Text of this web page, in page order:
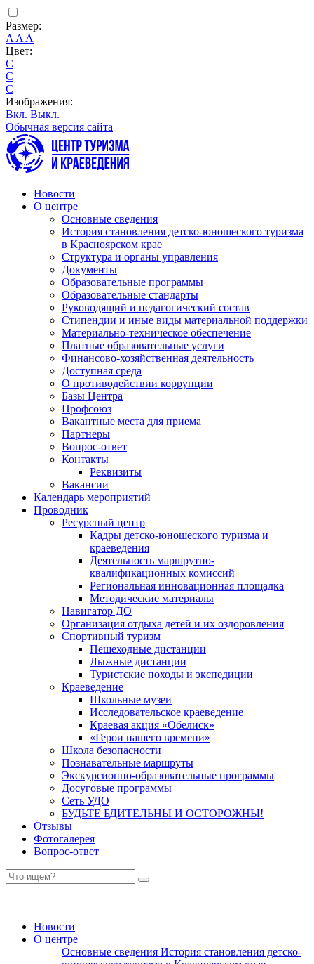
Размер:
A A A
Цвет:
C
C
C
Изображения:
Вкл. Выкл.
Обычная версия сайта
Новости
О центре
Основные сведения
История становления детско-юношеского туризма
в Красноярском крае
Структура и органы управления
Документы
Образовательные программы
Образовательные стандарты
Руководящий и педагогический состав
Стипендии и иные виды материальной поддержки
Материально-техническое обеспечение
Платные образовательные услуги
Финансово-хозяйственная деятельность
Доступная среда
О противодействии коррупции
Базы Центра
Профсоюз
Вакантные места для приема
Партнеры
Вопрос-ответ
Контакты
Реквизиты
Вакансии
Календарь мероприятий
Проводник
Ресурсный центр
Кадры детско-юношеского туризма и
краеведения
Деятельность маршрутно-
квалификационных комиссий
Региональная инновационная площадка
Методические материалы
Навигатор ДО
Организация отдыха детей и их оздоровления
Спортивный туризм
Пешеходные дистанции
Лыжные дистанции
Туристские походы и экспедиции
Краеведение
Школьные музеи
Исследовательское краеведение
Краевая акция «Обелиск»
«Герои нашего времени»
Школа безопасности
Познавательные маршруты
Экскурсионно-образовательные программы
Досуговые программы
Сеть УДО
БУДЬТЕ БДИТЕЛЬНЫ И ОСТОРОЖНЫ!
Отзывы
Фотогалерея
Вопрос-ответ
Новости
О центре
Основные сведения История становления детско-